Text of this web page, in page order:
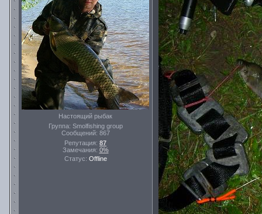
Настоящий рыбак
Группа: Smolfishing group
Сообщений: 867
Репутация: 87
Замечания: 0%
Статус: Offline